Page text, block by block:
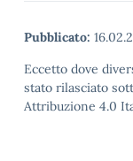
Pubblicato:
Eccetto dove
stato rilasciato
Attribuzione 4.0